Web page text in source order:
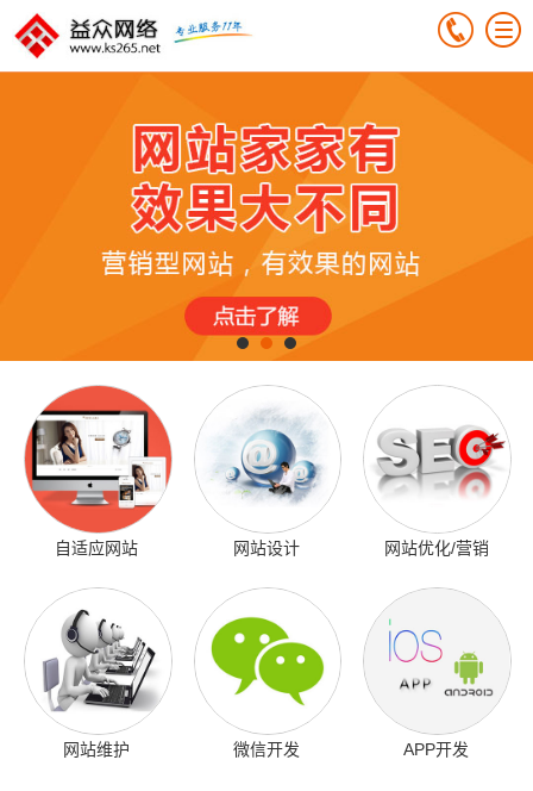
自适应网站 网站设计 网站优化/营销
网站维护 微信开发 APP开发